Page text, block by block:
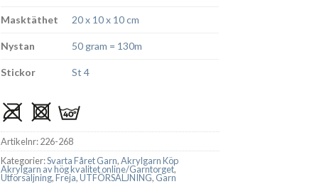
Masktäthet 20 x 10 x 10 cm
Nystan 50 gram = 130m
Stickor St 4
Artikelnr:226-268
Kategorier:Svarta Fåret Garn,Akrylgarn Köp
Akrylgarn av hög kvalitet online/Garntorget,
Utförsäljning,Freja,UTFÖRSÄLJNING, Garn